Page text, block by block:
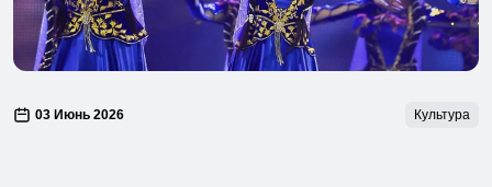
03 Июнь 2026 Культура